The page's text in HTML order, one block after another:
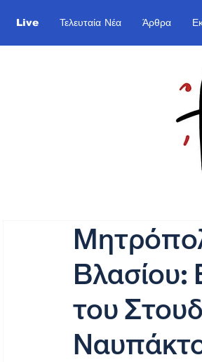
Live Τελευταία Νέα Άρθρα
Βλασίου:
του